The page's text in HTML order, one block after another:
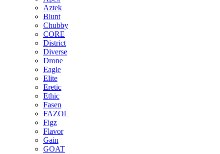
Aztek
Blunt
Chubby
CORE
District
Diverse
Drone
Eagle
Elite
Eretic
Ethic
Fasen
FAZOL
Figz
Flavor
Gain
GOAT